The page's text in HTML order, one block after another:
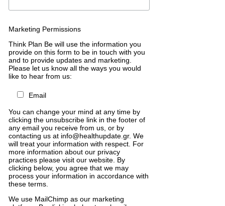
Marketing Permissions
Think Plan Be will use the information you
provide on this form to be in touch with you
and to provide updates and marketing.
Please let us know all the ways you would
like to hear from us:
Email
You can change your mind at any time by
clicking the unsubscribe link in the footer of
any email you receive from us, or by
contacting us at info@healthupdate.gr. We
will treat your information with respect. For
more information about our privacy
practices please visit our website. By
clicking below, you agree that we may
process your information in accordance with
these terms.
We use MailChimp as our marketing